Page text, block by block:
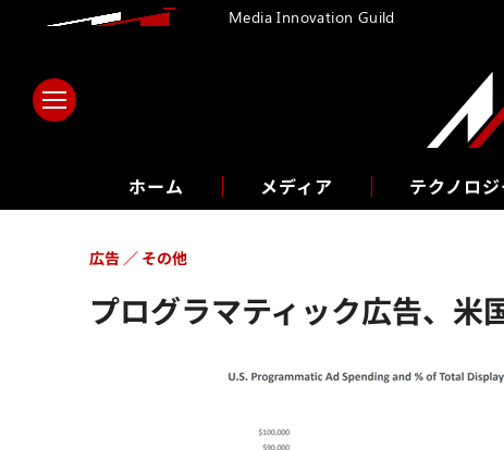
ホーム メディア テクノロジ
プログラマティック広告、
広告 その他
Media Innovation Guild